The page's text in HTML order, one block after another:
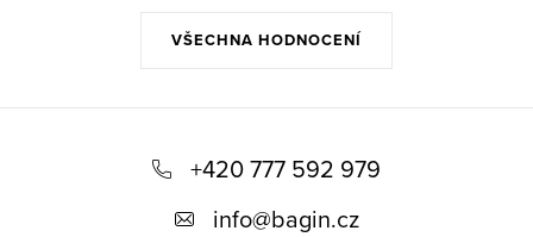
VŠECHNA HODNOCENÍ
+420 777 592 979
info@bagin.cz